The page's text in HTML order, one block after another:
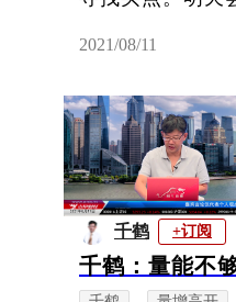
2021/08/11
千鹤 +订阅
千鹤：量能不